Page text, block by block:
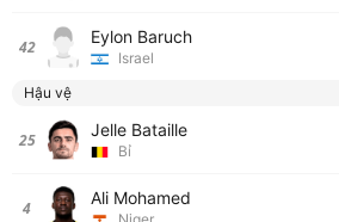
42 Eylon Baruch
Israel
Hậu vệ
25 Jelle Bataille
Bỉ
4 Ali Mohamed